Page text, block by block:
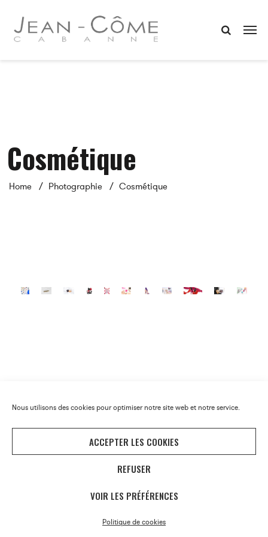
Nous utilisons des cookies pour optimiser notre site web et notre service.
ACCEPTER LES COOKIES
REFUSER
VOIR LES PRÉFÉRENCES
Politique de cookies
Cosmétique
Home Photographie Cosmétique